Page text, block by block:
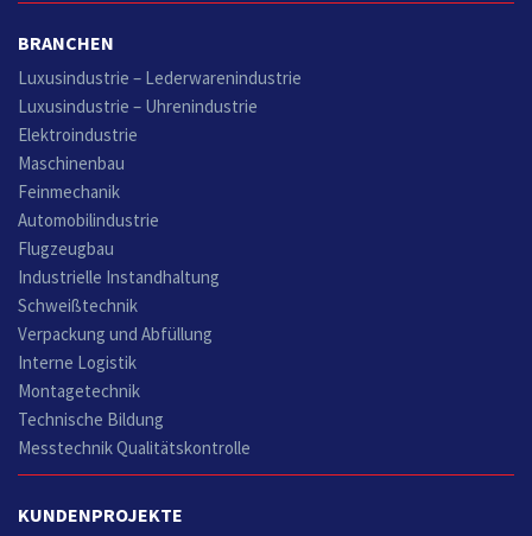
BRANCHEN
Luxusindustrie – Lederwarenindustrie
Luxusindustrie – Uhrenindustrie
Elektroindustrie
Maschinenbau
Feinmechanik
Automobilindustrie
Flugzeugbau
Industrielle Instandhaltung
Schweißtechnik
Verpackung und Abfüllung
Interne Logistik
Montagetechnik
Technische Bildung
Messtechnik Qualitätskontrolle
KUNDENPROJEKTE